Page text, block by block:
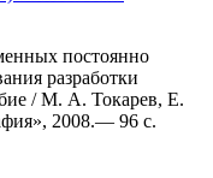
постоянно
разработки
/ М. А. Токарев, Е.
2008.— 96 с.